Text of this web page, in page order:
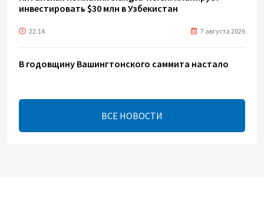
инвестировать $30 млн в Узбекистан
22:14 7 августа 2026
В годовщину Вашингтонского саммита настало
ВСЕ НОВОСТИ